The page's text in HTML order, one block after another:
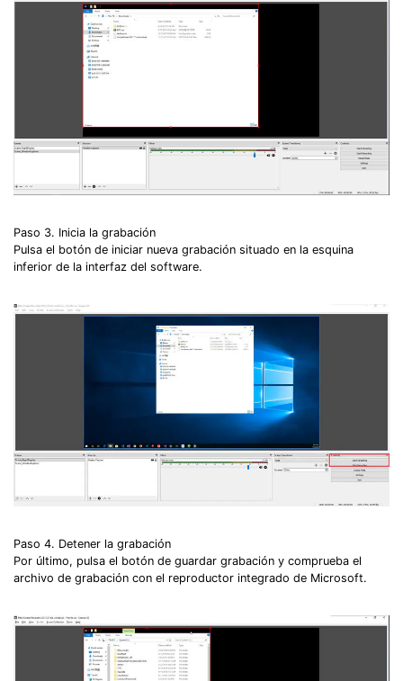
Paso 3. Inicia la grabación
Pulsa el botón de iniciar nueva grabación situado en la esquina
inferior de la interfaz del software.
Paso 4. Detener la grabación
Por último, pulsa el botón de guardar grabación y comprueba el
archivo de grabación con el reproductor integrado de Microsoft.